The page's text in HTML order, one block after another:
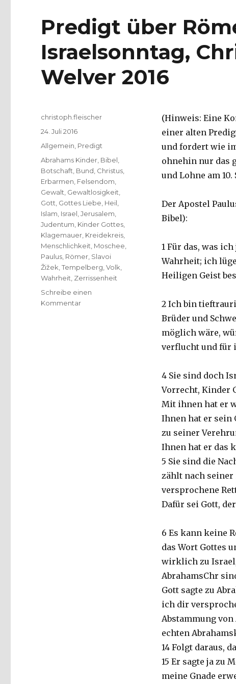
Predigt über
Israelsonntag,
Welver 2016
(Hinweis: Eine
einer alten
und fordert wie
ohnehin nur das
und Lohne am
Der Apostel
Bibel):
1 Für das, was
Wahrheit; ich
Heiligen Geist
2 Ich bin
Brüder und
möglich wäre,
verflucht und für
4 Sie sind doch
Vorrecht, Kinder
Mit ihnen hat er
Ihnen hat er sein
zu seiner
Ihnen hat er das
5 Sie sind die
zählt nach
versprochene
Dafür sei Gott,
6 Es kann keine
das Wort Gottes
wirklich zu
AbrahamsChr
Gott sagte zu
ich dir
Abstammung
echten
14 Folgt daraus,
15 Er sagte ja zu
meine Gnade
Autor
christoph.fleischer
Veröffentlicht
am
24. Juli 2016
Kategorien
Allgemein Predigt
Schlagwörter
Abrahams Kinder Bibel
Botschaft Bund Christus
Erbarmen Felsendom
Gewalt Gewaltlosigkeit
Gott Gottes Liebe Heil
Islam Israel ,Jerusalem
Judentum Kinder Gottes
Klagemauer Kreidekreis
Menschlichkeit Moschee
Paulus Römer Slavoi
Žižek ,Tempelberg ,Volk
Wahrheit Zerrissenheit
Schreibe einen
Kommentarzu